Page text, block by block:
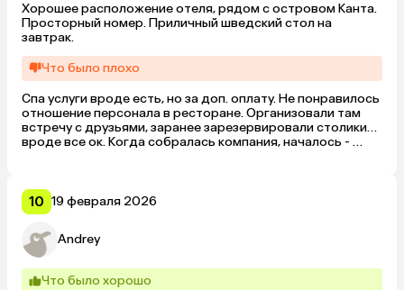
Хорошее расположение отеля, рядом с островом Канта.
Просторный номер. Приличный шведский стол на
завтрак.
Что было плохо
Спа услуги вроде есть, но за доп. оплату. Не понравилось
отношение персонала в ресторане. Организовали там
встречу с друзьями, заранее зарезервировали столики…
вроде все ок. Когда собралась компания, началось -
Впервые встречаю такое отношение - оценка 2
ресторану.
10 19 февраля 2026
Andrey
Что было хорошо